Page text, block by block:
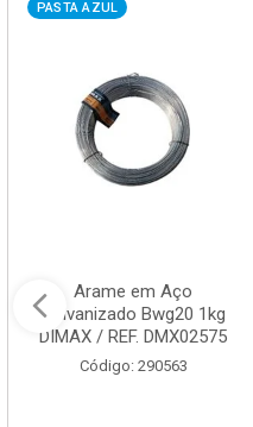
PASTA AZUL
Arame em Aço
Galvanizado Bwg20 1kg
DIMAX / REF. DMX02575
Código: 290563